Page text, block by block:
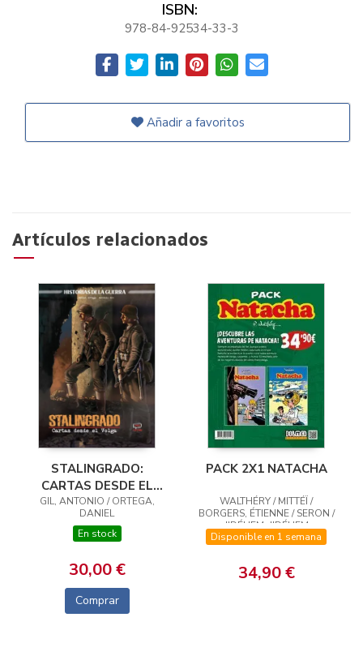
ISBN:
978-84-92534-33-3
Añadir a favoritos
Artículos relacionados
STALINGRADO:
CARTAS DESDE EL
VOLGA
GIL, ANTONIO / ORTEGA,
DANIEL
En stock
30,00 €
Comprar
PACK 2X1 NATACHA
WALTHÉRY / MITTÉÏ /
BORGERS, ÉTIENNE / SERON /
JIDÉHEM, JIDÉHEM
Disponible en 1 semana
34,90 €